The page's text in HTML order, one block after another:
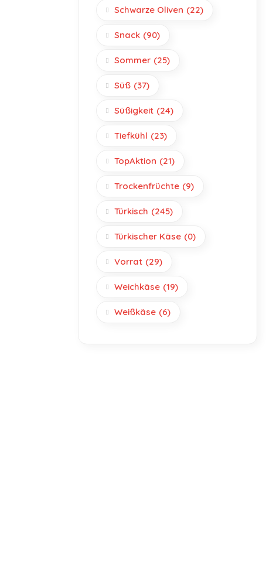
Schwarze Oliven (22)
Snack (90)
Sommer (25)
Süß (37)
Süßigkeit (24)
Tiefkühl (23)
TopAktion (21)
Trockenfrüchte (9)
Türkisch (245)
Türkischer Käse (0)
Vorrat (29)
Weichkäse (19)
Weißkäse (6)